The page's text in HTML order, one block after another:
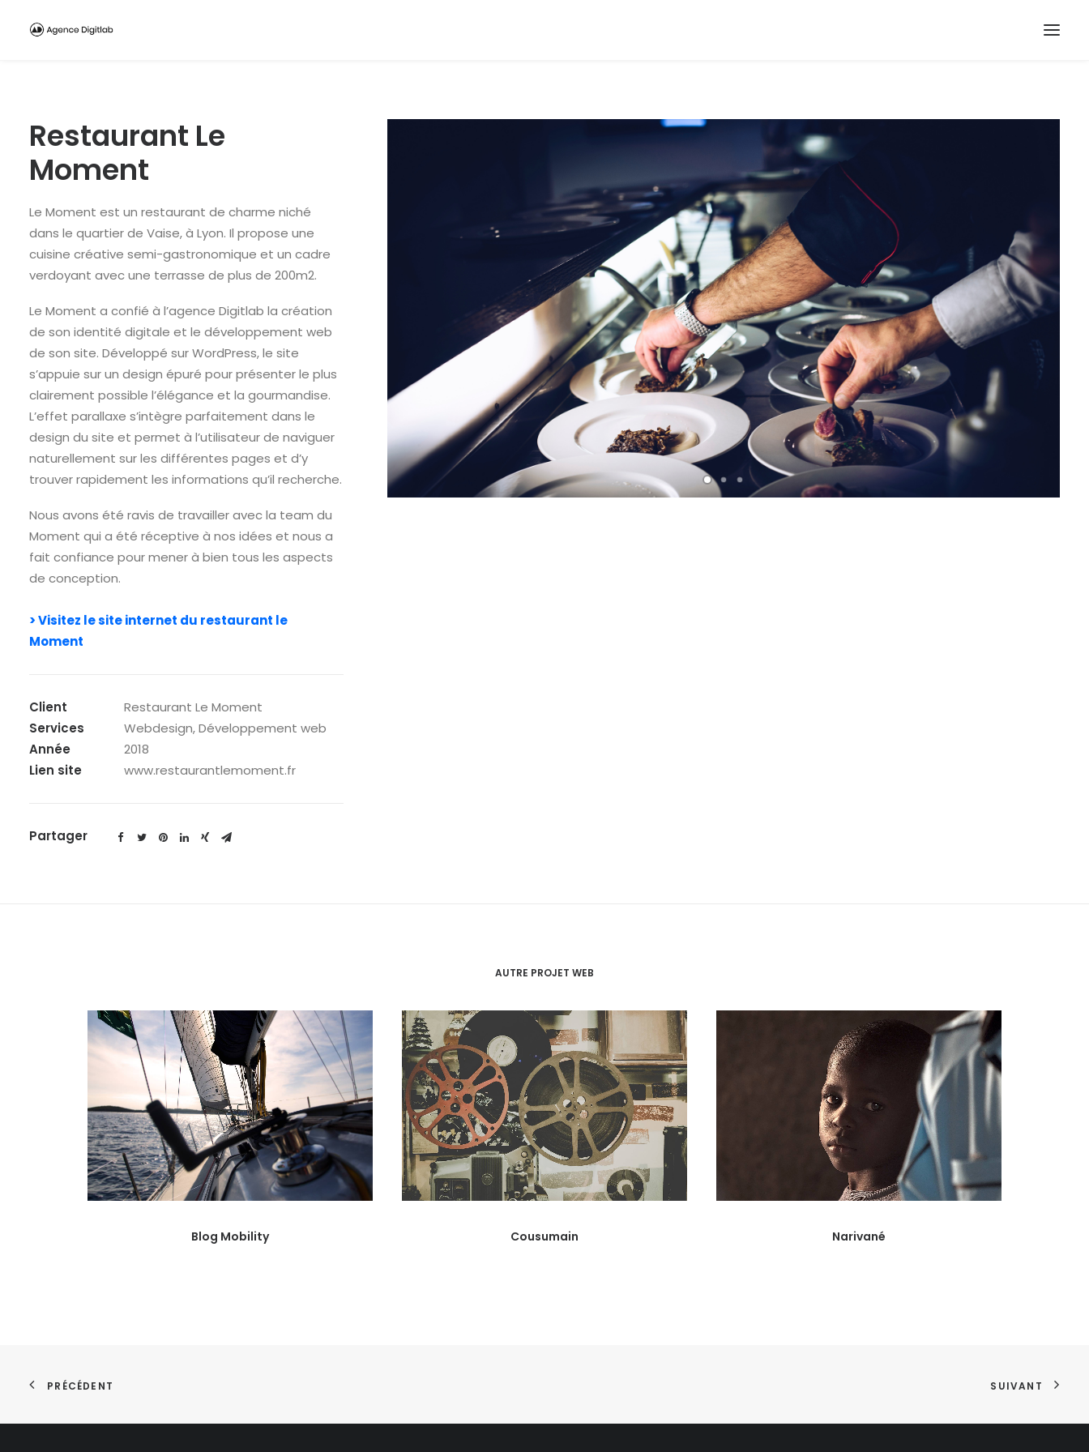
Restaurant Le
Moment
Le Moment est un restaurant de charme niché
dans le quartier de Vaise, à Lyon. Il propose une
cuisine créative semi-gastronomique et un cadre
verdoyant avec une terrasse de plus de 200m2.
Le Moment a confié à l’agence Digitlab la création
de son identité digitale et le développement web
de son site. Développé sur WordPress, le site
s’appuie sur un design épuré pour présenter le plus
clairement possible l’élégance et la gourmandise.
L’effet parallaxe s’intègre parfaitement dans le
design du site et permet à l’utilisateur de naviguer
naturellement sur les différentes pages et d’y
trouver rapidement les informations qu’il recherche.
Nous avons été ravis de travailler avec la team du
Moment qui a été réceptive à nos idées et nous a
fait confiance pour mener à bien tous les aspects
de conception.
> Visitez le site internet du restaurant le
Moment
Client
Restaurant Le Moment
Services
Webdesign, Développement web
Année
2018
Lien site
www.restaurantlemoment.fr
Partager
AUTRE PROJET WEB
Blog Mobility Cousumain Narivané
PRÉCÉDENT SUIVANT